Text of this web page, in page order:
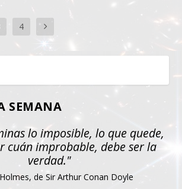
4
SEMANA
lo imposible, lo que quede,
cuán improbable, debe ser la
verdad."
de Sir Arthur Conan Doyle